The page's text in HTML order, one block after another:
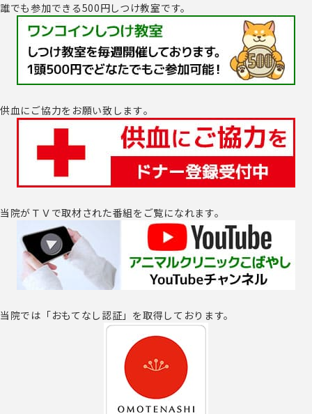
誰でも参加できる500円しつけ教室です。
供血にご協力をお願い致します｡
当院がＴＶで取材された番組をご覧になれます。
当院では「おもてなし認証」を取得しております。